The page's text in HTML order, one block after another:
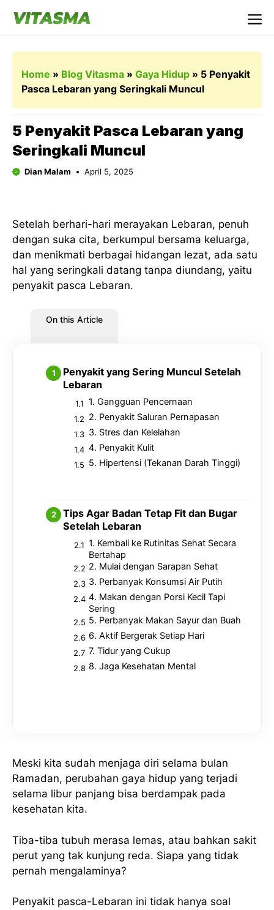
Home » Blog Vitasma » Gaya Hidup » 5 Penyakit
Pasca Lebaran yang Seringkali Muncul
5 Penyakit Pasca Lebaran yang
Seringkali Muncul
Dian Malam April 5, 2025
Setelah berhari-hari merayakan Lebaran, penuh
dengan suka cita, berkumpul bersama keluarga,
dan menikmati berbagai hidangan lezat, ada satu
hal yang seringkali datang tanpa diundang, yaitu
penyakit pasca Lebaran.
On this Article
Penyakit yang Sering Muncul Setelah
Lebaran
1. Gangguan Pencernaan
2. Penyakit Saluran Pernapasan
3. Stres dan Kelelahan
4. Penyakit Kulit
5. Hipertensi (Tekanan Darah Tinggi)
Tips Agar Badan Tetap Fit dan Bugar
Setelah Lebaran
1. Kembali ke Rutinitas Sehat Secara
Bertahap
2. Mulai dengan Sarapan Sehat
3. Perbanyak Konsumsi Air Putih
4. Makan dengan Porsi Kecil Tapi
Sering
5. Perbanyak Makan Sayur dan Buah
6. Aktif Bergerak Setiap Hari
7. Tidur yang Cukup
8. Jaga Kesehatan Mental
Meski kita sudah menjaga diri selama bulan
Ramadan, perubahan gaya hidup yang terjadi
selama libur panjang bisa berdampak pada
kesehatan kita.
Tiba-tiba tubuh merasa lemas, atau bahkan sakit
perut yang tak kunjung reda. Siapa yang tidak
pernah mengalaminya?
Penyakit pasca-Lebaran ini tidak hanya soal